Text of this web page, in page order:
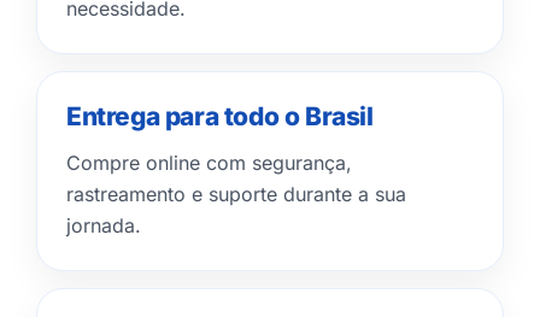
necessidade.
Entrega para todo o Brasil
Compre online com segurança,
rastreamento e suporte durante a sua
jornada.